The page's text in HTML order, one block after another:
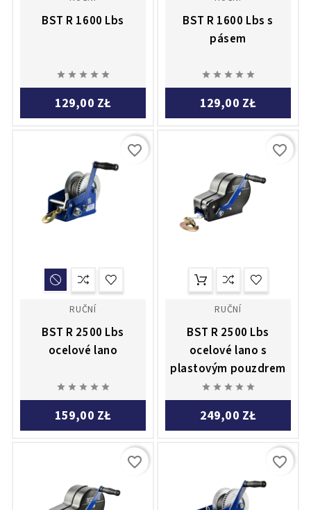
BST R 1600 Lbs
    
129,00 ZŁ
BST R 1600 Lbs s
pásem
    
129,00 ZŁ
RUČNÍ
BST R 2500 Lbs
ocelové lano
    
159,00 ZŁ
favorite_border
RUČNÍ
BST R 2500 Lbs
ocelové lano s
plastovým pouzdrem
    
249,00 ZŁ
favorite_border
favorite_border favorite_border